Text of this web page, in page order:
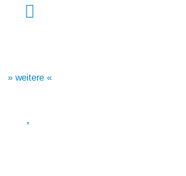
» weitere «